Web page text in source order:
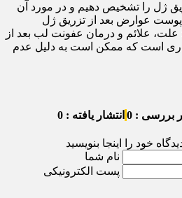
ژل را تشخیص دهیم و در مورد آن
عوارض بعد از تزریق ژل
علائم و درمان عفونت لب بعد از
است که ممکن است به دلیل عدم
بررسی : 0 انتشار یافته : 0
خود را اینجا بنویسید
نام شما
پست الکترونیکی